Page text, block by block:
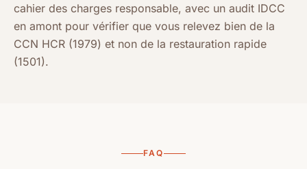
cahier des charges responsable, avec un audit IDCC
en amont pour vérifier que vous relevez bien de la
CCN HCR (1979) et non de la restauration rapide
(1501).
FAQ